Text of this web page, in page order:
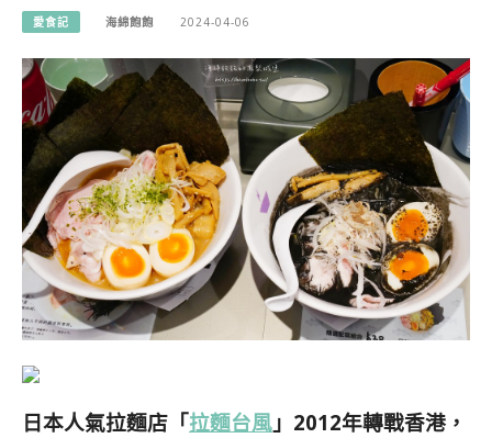
愛食記 海綿飽飽 2024-04-06
日本人氣拉麵店 「拉麵台風 」2012年轉戰香港，